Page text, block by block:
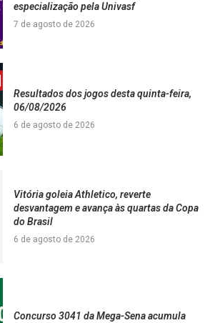
especialização pela Univasf
7 de agosto de 2026
Resultados dos jogos desta quinta-feira,
06/08/2026
6 de agosto de 2026
Vitória goleia Athletico, reverte
desvantagem e avança às quartas da Copa
do Brasil
6 de agosto de 2026
Concurso 3041 da Mega-Sena acumula